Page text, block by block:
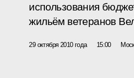
использования
жильём ветеранов
29 октября 2010 года 15:00